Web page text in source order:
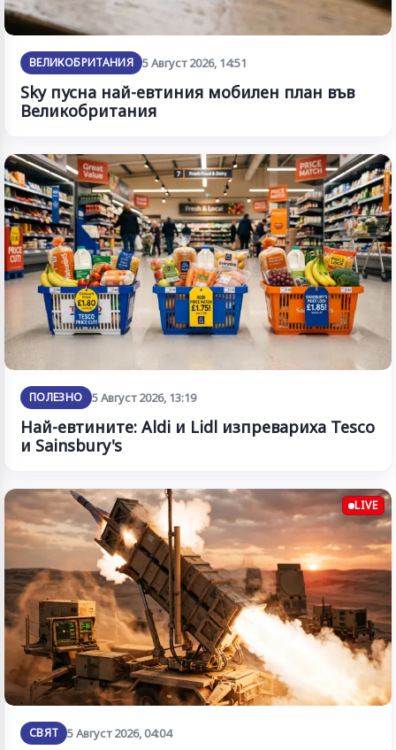
ВЕЛИКОБРИТАНИЯ 5 Август 2026, 14:51
Sky пусна най-евтиния мобилен план във
Великобритания
ПОЛЕЗНО 5 Август 2026, 13:19
Най-евтините: Aldi и Lidl изпревариха Tesco
и Sainsbury's
LIVE
СВЯТ 5 Август 2026, 04:04